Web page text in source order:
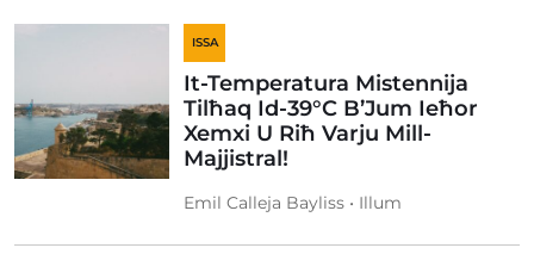
ISSA
It-Temperatura Mistennija
Tilħaq Id-39°C B’Jum Ieħor
Xemxi U Riħ Varju Mill-
Majjistral!
Emil Calleja Bayliss • Illum